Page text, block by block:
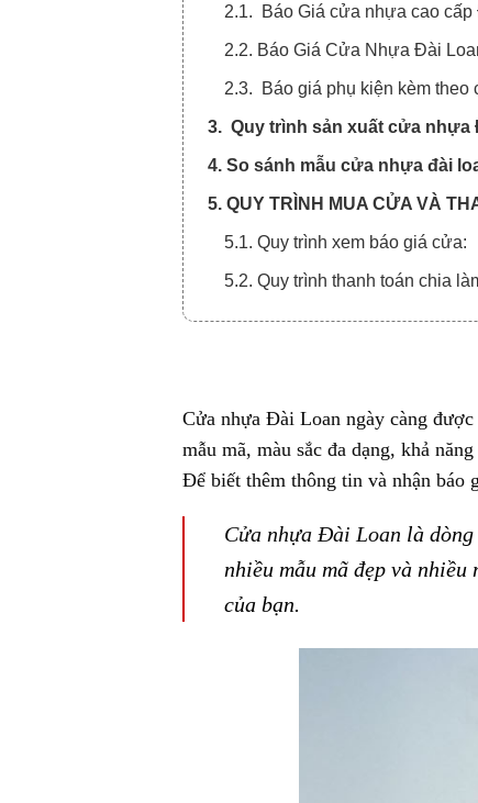
2.1. Báo Giá cửa nhựa cao
2.2. Báo Giá Cửa Nhựa Đài
2.3. Báo giá phụ kiện kèm
3. Quy trình sản xuất cửa nhựa
4. So sánh mẫu cửa nhựa đài
5. QUY TRÌNH MUA CỬA VÀ
5.1. Quy trình xem báo giá cửa:
5.2. Quy trình thanh toán chia
Cửa nhựa Đài Loan ngày càng
mẫu mã, màu sắc đa dạng, khả
Để biết thêm thông tin và nhận
Cửa nhựa Đài Loan là
nhiều mẫu mã đẹp và
của bạn.